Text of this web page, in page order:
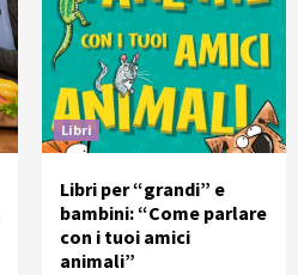
Libri
Libri per “grandi” e
bambini: “Come parlare
con i tuoi amici
animali”